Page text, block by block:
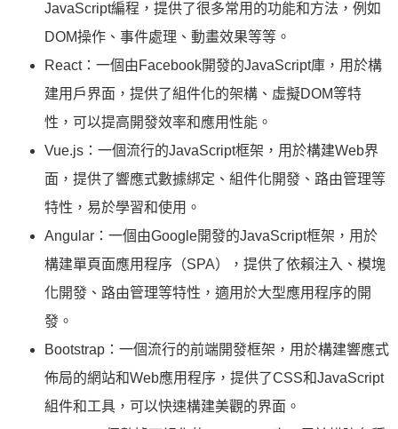
JavaScript編程，提供了很多常用的功能和方法，例如
DOM操作、事件處理、動畫效果等等。
React：一個由Facebook開發的JavaScript庫，用於構
建用戶界面，提供了組件化的架構、虛擬DOM等特
性，可以提高開發效率和應用性能。
Vue.js：一個流行的JavaScript框架，用於構建Web界
面，提供了響應式數據綁定、組件化開發、路由管理等
特性，易於學習和使用。
Angular：一個由Google開發的JavaScript框架，用於
構建單頁面應用程序（SPA），提供了依賴注入、模塊
化開發、路由管理等特性，適用於大型應用程序的開
發。
Bootstrap：一個流行的前端開發框架，用於構建響應式
佈局的網站和Web應用程序，提供了CSS和JavaScript
組件和工具，可以快速構建美觀的界面。